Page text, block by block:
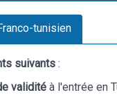
tunisien
suivants :
validité à l'entrée en